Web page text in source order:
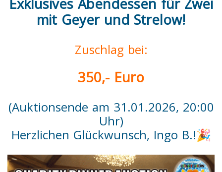
mit Geyer und Strelow!
Zuschlag bei:
350,- Euro
(Auktionsende am 31.01.2026, 20:00
Uhr)
Herzlichen Glückwunsch, Ingo B.!🎉